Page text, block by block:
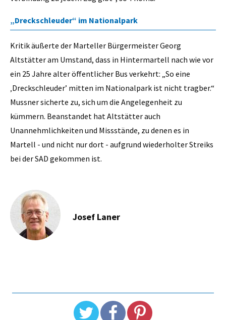
„Dreckschleuder“ im Nationalpark
Kritik äußerte der Marteller Bürgermeister Georg
Altstätter am Umstand, dass in Hintermartell nach wie vor
ein 25 Jahre alter öffentlicher Bus verkehrt: „So eine
‚Dreckschleuder’ mitten im Nationalpark ist nicht tragber.“
Mussner sicherte zu, sich um die Angelegenheit zu
kümmern. Beanstandet hat Altstätter auch
Unannehmlichkeiten und Missstände, zu denen es in
Martell - und nicht nur dort - aufgrund wiederholter Streiks
bei der SAD gekommen ist.
Josef Laner